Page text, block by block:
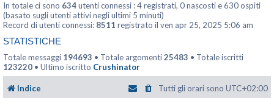
In totale ci sono 634utenti connessi : 4 registrati, 0 nascosti e 630 ospiti
(basato sugli utenti attivi negli ultimi 5 minuti)
Record di utenti connessi: 8511 registrato il ven apr 25, 2025 5:06 am
STATISTICHE
Totale messaggi 194693 • Totale argomenti25483 • Totale iscritti
123220 • Ultimo iscritto Crushinator
Indice Tutti gli orari sono UTC+02:00